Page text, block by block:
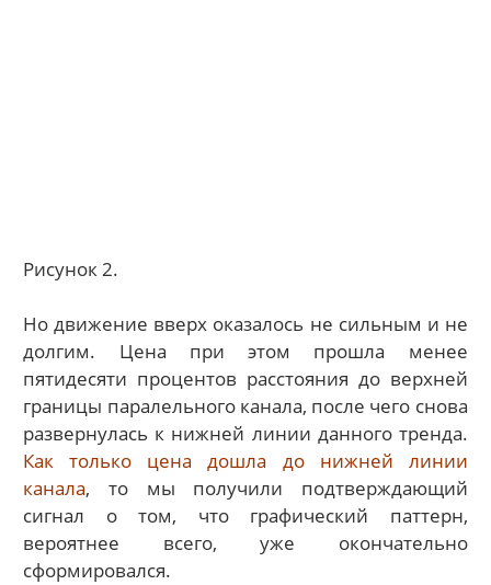
Рисунок 2.
Но движение вверх оказалось не сильным и не
долгим. Цена при этом прошла менее
пятидесяти процентов расстояния до верхней
границы паралельного канала, после чего снова
развернулась к нижней линии данного тренда.
Как только цена дошла до нижней линии
канала, то мы получили подтверждающий
сигнал о том, что графический паттерн,
вероятнее всего, уже окончательно
сформировался.